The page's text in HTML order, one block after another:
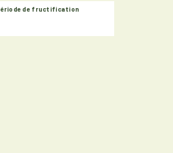
de fructification